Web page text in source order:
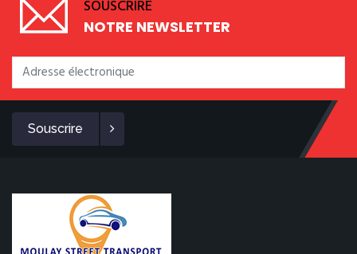
SOUSCRIRE
NOTRE NEWSLETTER
Souscrire